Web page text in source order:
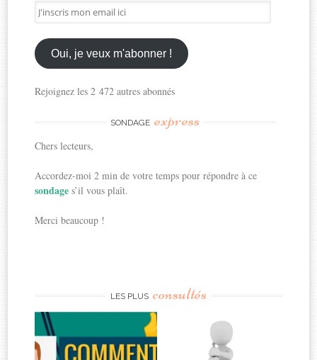
J'inscris
mon
email
ici
Oui, je veux m'abonner !
Rejoignez les 2 472 autres abonnés
SONDAGE express
Chers lecteurs,
Accordez-moi 2 min de votre temps pour répondre à ce
sondages’il vous plaît.
Merci beaucoup !
LES PLUS consultés